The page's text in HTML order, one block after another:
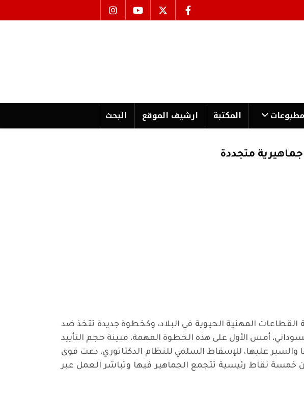
مطبوعات المكتبة ارشیف الموقع البحث
متجددة
القطاعات المهنية الحيوية في البلاد، وكخطوة جديدة تتخذ ضد
أمس الأول على هذه الخطوة المهمة، مبينة حجم التأييد
عليها، للإسقاط السلمي للنظام الدكتاتوري، دعت قوى
خمسة نقاط رئيسية تتجمع الجماهير فيها وتباشر العمل عبر